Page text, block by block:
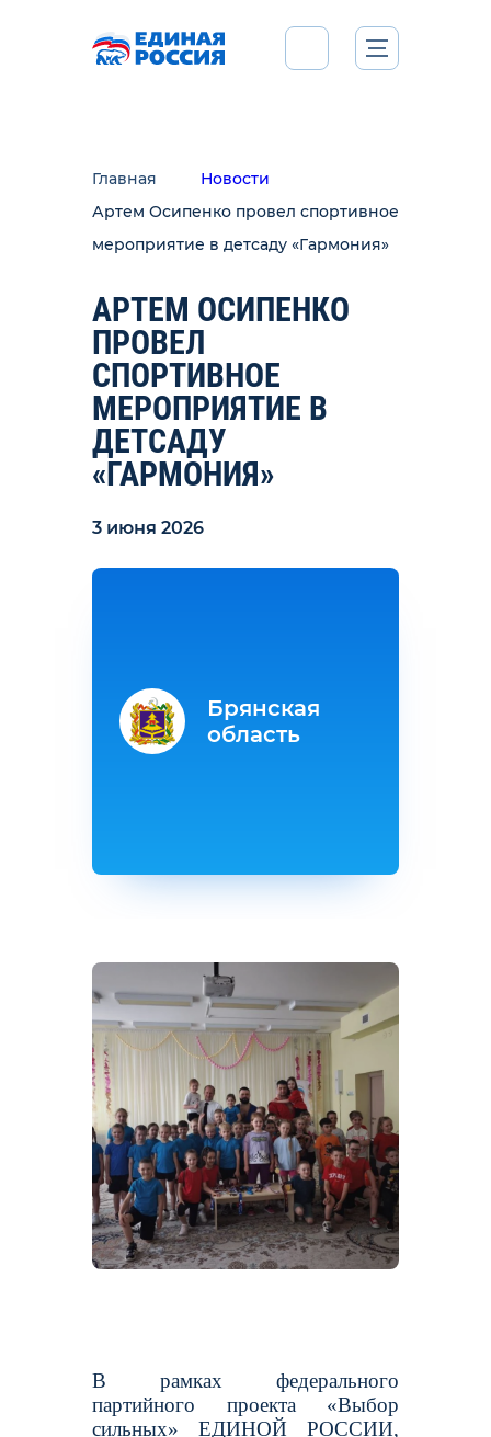
Главная
Новости
Артем Осипенко провел спортивное
мероприятие в детсаду «Гармония»
АРТЕМ ОСИПЕНКО
ПРОВЕЛ
СПОРТИВНОЕ
МЕРОПРИЯТИЕ В
ДЕТСАДУ
«ГАРМОНИЯ»
3 июня 2026
В рамках федерального
партийного проекта «Выбор
сильных» ЕДИНОЙ РОССИИ,
Брянская
область